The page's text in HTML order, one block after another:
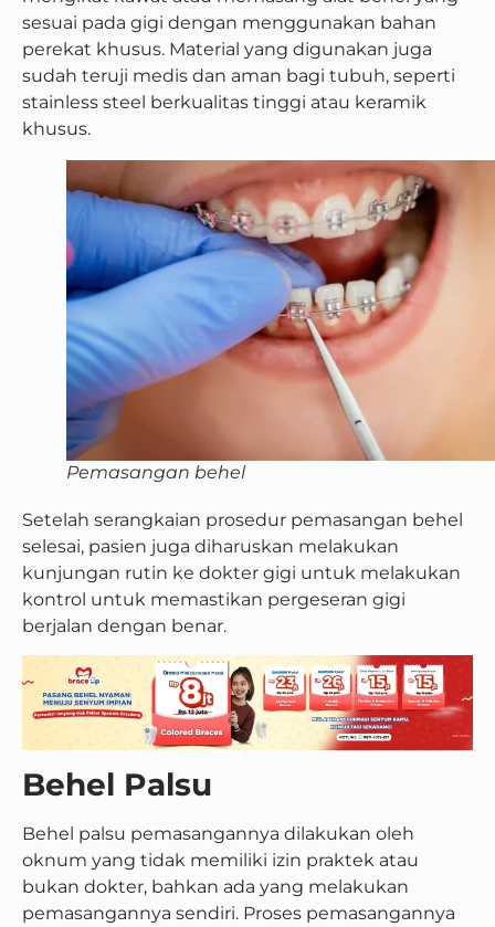
sesuai pada gigi dengan menggunakan bahan
perekat khusus. Material yang digunakan juga
sudah teruji medis dan aman bagi tubuh, seperti
stainless steel berkualitas tinggi atau keramik
khusus.
Pemasangan behel
Setelah serangkaian prosedur pemasangan behel
selesai, pasien juga diharuskan melakukan
kunjungan rutin ke dokter gigi untuk melakukan
kontrol untuk memastikan pergeseran gigi
berjalan dengan benar.
Behel Palsu
Behel palsu pemasangannya dilakukan oleh
oknum yang tidak memiliki izin praktek atau
bukan dokter, bahkan ada yang melakukan
pemasangannya sendiri. Proses pemasangannya